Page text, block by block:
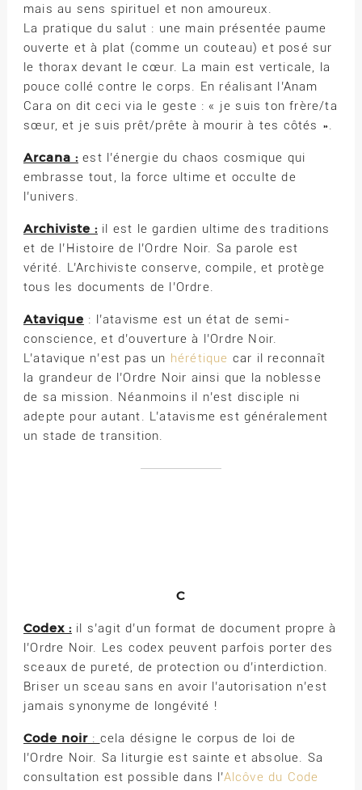
mais au sens spirituel et non amoureux.
La pratique du salut : une main présentée paume
ouverte et à plat (comme un couteau) et posé sur
le thorax devant le cœur. La main est verticale, la
pouce collé contre le corps. En réalisant l’Anam
Cara on dit ceci via le geste : « je suis ton frère/ta
sœur, et je suis prêt/prête à mourir à tes côtés ».
Arcana :est l’énergie du chaos cosmique qui
embrasse tout, la force ultime et occulte de
l’univers.
Archiviste :il est le gardien ultime des traditions
et de l’Histoire de l’Ordre Noir. Sa parole est
vérité. L’Archiviste conserve, compile, et protège
tous les documents de l’Ordre.
Atavique : l’atavisme est un état de semi-
conscience, et d’ouverture à l’Ordre Noir.
L’atavique n’est pas un hérétique car il reconnaît
la grandeur de l’Ordre Noir ainsi que la noblesse
de sa mission. Néanmoins il n’est disciple ni
adepte pour autant. L’atavisme est généralement
un stade de transition.
C
Codex :il s’agit d’un format de document propre à
l’Ordre Noir. Les codex peuvent parfois porter des
sceaux de pureté, de protection ou d’interdiction.
Briser un sceau sans en avoir l’autorisation n’est
jamais synonyme de longévité !
Code noir: cela désigne le corpus de loi de
l’Ordre Noir. Sa liturgie est sainte et absolue. Sa
consultation est possible dans l’Alcôve du Code